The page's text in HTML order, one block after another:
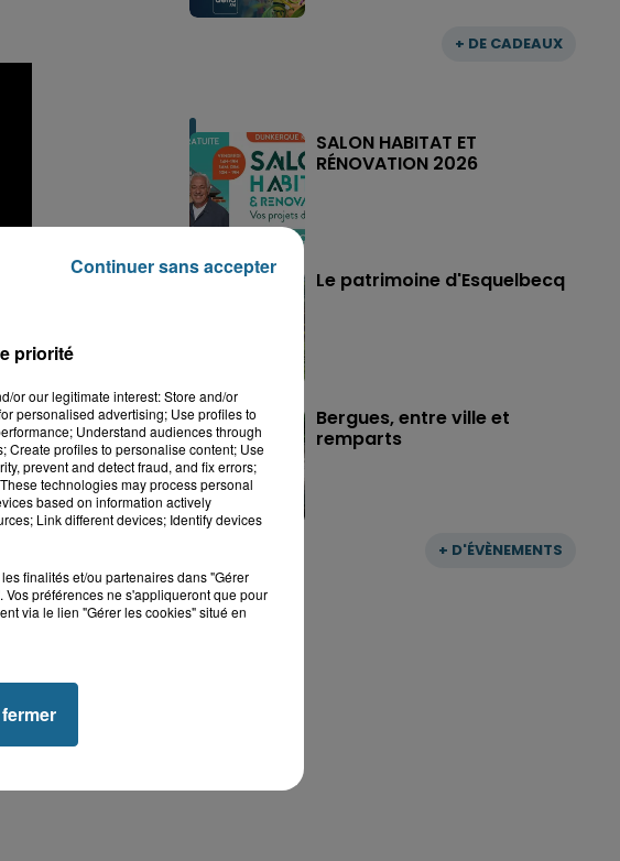
[/embed]
de
+ DE CADEAUX
+ D'ÉVÈNEMENTS
SALON HABITAT ET
RÉNOVATION 2026
Le patrimoine d'Esquelbecq
Bergues, entre ville et
remparts
priorité
or our legitimate interest: Store and/or
personalised advertising; Use profiles to
Understand audiences through
Create profiles to personalise content; Use
prevent and detect fraud, and fix errors;
technologies may process personal
based on information actively
Link different devices; Identify devices
finalités et/ou partenaires dans "Gérer
préférences ne s'appliqueront que pour
via le lien "Gérer les cookies" situé en
Continuer sans accepter